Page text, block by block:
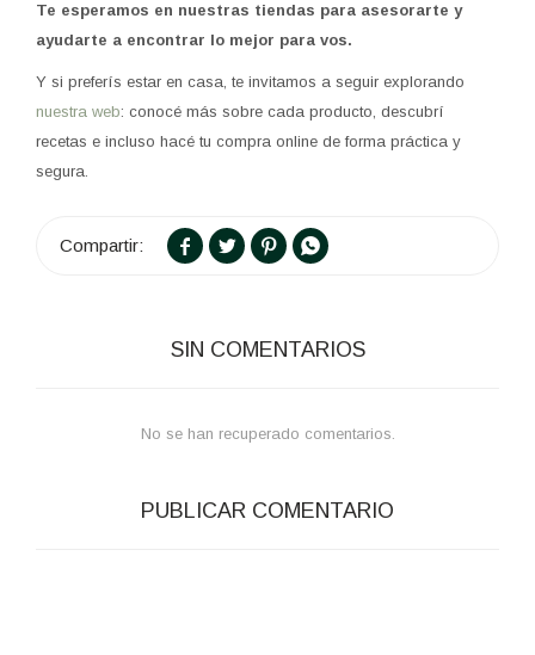
Te esperamos en nuestras tiendas para asesorarte y
ayudarte a encontrar lo mejor para vos.
Y si preferís estar en casa, te invitamos a seguir explorando
nuestra web: conocé más sobre cada producto, descubrí
recetas e incluso hacé tu compra online de forma práctica y
segura.
   
SIN COMENTARIOS
No se han recuperado comentarios.
PUBLICAR COMENTARIO